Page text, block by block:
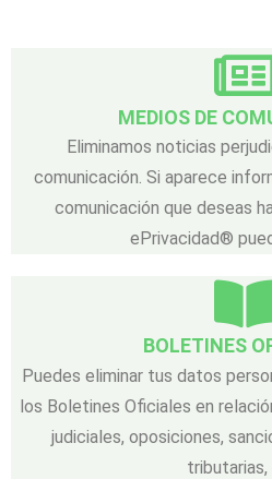
MEDIOS DE
Eliminamos noticias
comunicación. Si aparece
comunicación que deseas
ePrivacidad®
BOLETINES
Puedes eliminar tus datos
los Boletines Oficiales en
judiciales, oposiciones,